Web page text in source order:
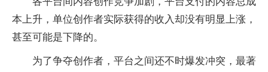
本上升，单位创作者实际获得的收入却没有明显上涨，
甚至可能是下降的。
为了争夺创作者，平台之间还不时爆发冲突，最著